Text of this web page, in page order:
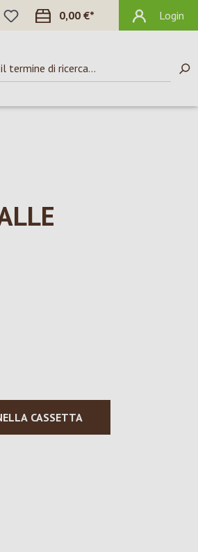
HAI 0 ARTICOLI NELLA LISTA DEI
0,00 €* Login
CASSETTA